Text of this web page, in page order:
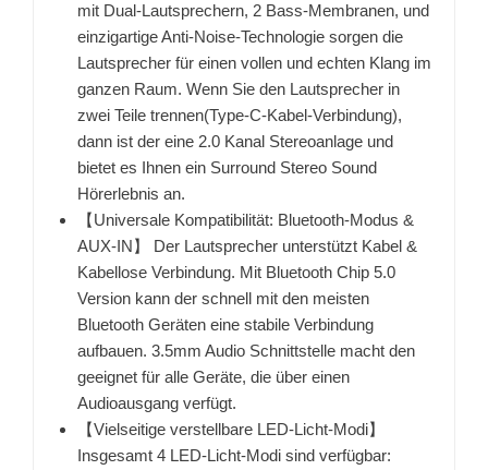
mit Dual-Lautsprechern, 2 Bass-Membranen, und
einzigartige Anti-Noise-Technologie sorgen die
Lautsprecher für einen vollen und echten Klang im
ganzen Raum. Wenn Sie den Lautsprecher in
zwei Teile trennen(Type-C-Kabel-Verbindung),
dann ist der eine 2.0 Kanal Stereoanlage und
bietet es Ihnen ein Surround Stereo Sound
Hörerlebnis an.
【Universale Kompatibilität: Bluetooth-Modus &
AUX-IN】 Der Lautsprecher unterstützt Kabel &
Kabellose Verbindung. Mit Bluetooth Chip 5.0
Version kann der schnell mit den meisten
Bluetooth Geräten eine stabile Verbindung
aufbauen. 3.5mm Audio Schnittstelle macht den
geeignet für alle Geräte, die über einen
Audioausgang verfügt.
【Vielseitige verstellbare LED-Licht-Modi】
Insgesamt 4 LED-Licht-Modi sind verfügbar: